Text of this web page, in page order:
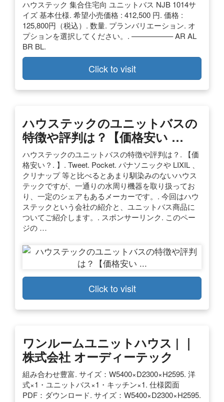
ハウステック 集合住宅向 ユニットバス NJB 1014サ
イズ 基本仕様. 希望小売価格 : 412,500 円. 価格 :
125,800円（税込）. 数量. プランバリエーション. オ
プションを選択してください。. —————– AR AL
BR BL.
Click to visit
ハウステックのユニットバスの
特徴や評判は？【価格安い …
ハウステックのユニットバスの特徴や評判は？. 【価
格安い？. 】. Tweet. Pocket. パナソニックや LIXIL 、
クリナップ 等と比べるとあまり馴染みのないハウス
テックですが、一通りの水周り機器を取り扱ってお
り、一定のシェアもあるメーカーです。. 今回はハウ
ステックという会社の紹介と、ユニットバス商品に
ついてご紹介します。. スポンサーリンク. このペー
ジの …
Click to visit
ワンルームユニットハウス | ｜
株式会社 オーディーテック
組み合わせ豊富. サイズ：W5400×D2300×H2595. 洋
式×1・ユニットバス×1・キッチン×1. 仕様図面
PDF：ダウンロード. サイズ：W5400×D2300×H2595.